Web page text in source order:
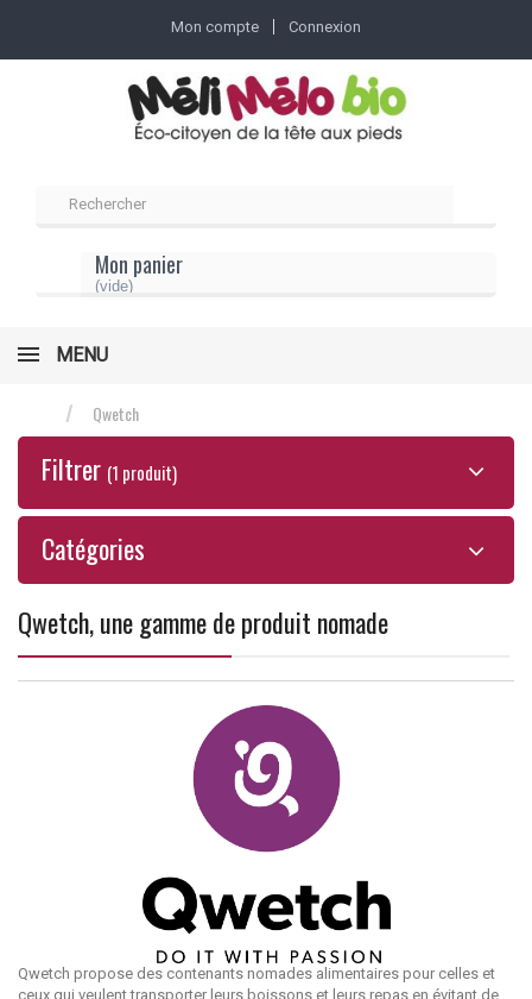
Mon compte Connexion
Mon panier
(vide)
MENU
Qwetch
Filtrer (1 produit)
Catégories
Qwetch, une gamme de produit nomade
Qwetch propose des contenants nomades alimentaires pour celles et
ceux qui veulent transporter leurs boissons et leurs repas en évitant de